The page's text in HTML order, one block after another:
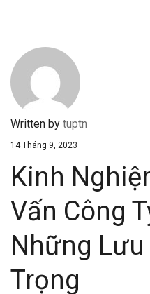
Written by tuptn
14 Tháng 9, 2023
Kinh
Vấn Công
Những Lưu
Trọng